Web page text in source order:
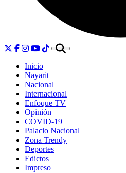
Inicio
Nayarit
Nacional
Internacional
Enfoque TV
Opinión
COVID-19
Palacio Nacional
Zona Trendy
Deportes
Edictos
Impreso